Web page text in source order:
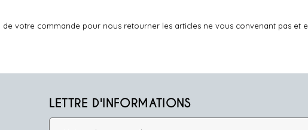
de votre commande pour nous retourner les articles ne vous convenant pas et
LETTRE D'INFORMATIONS